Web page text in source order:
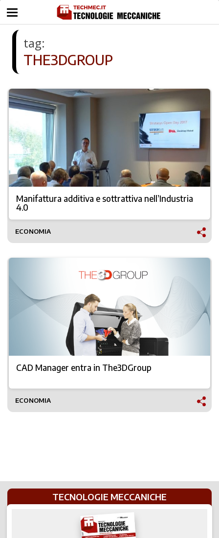
tag:
THE3DGROUP
Manifattura additiva e sottrattiva nell’Industria
4.0
ECONOMIA
CAD Manager entra in The3DGroup
ECONOMIA
TECNOLOGIE MECCANICHE